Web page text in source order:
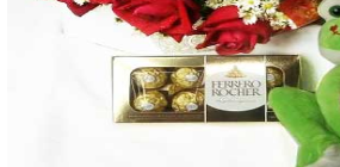
Acesse o GeradorX